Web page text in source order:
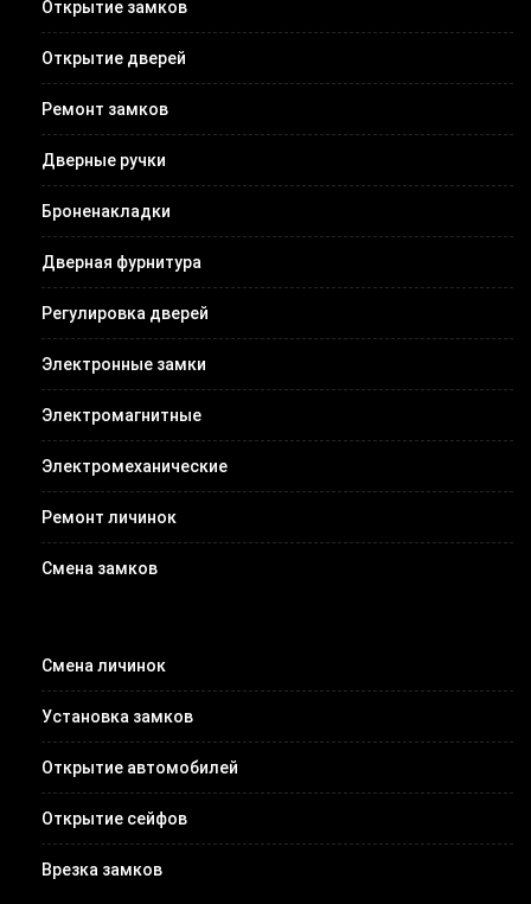
Открытие замков
Открытие дверей
Ремонт замков
Дверные ручки
Броненакладки
Дверная фурнитура
Регулировка дверей
Электронные замки
Электромагнитные
Электромеханические
Ремонт личинок
Смена замков
Смена личинок
Установка замков
Открытие автомобилей
Открытие сейфов
Врезка замков